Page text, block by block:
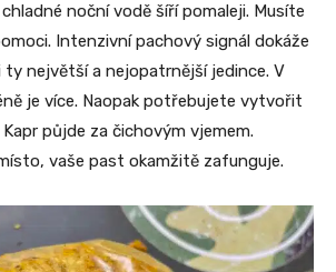
noční vodě šíří pomaleji. Musíte
Intenzivní pachový signál dokáže
ty největší a nejopatrnější jedince. V
je více. Naopak potřebujete vytvořit
Kapr půjde za čichovým vjemem.
vaše past okamžitě zafunguje.